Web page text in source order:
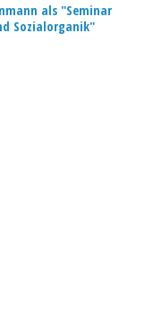
als "Seminar
Sozialorganik"